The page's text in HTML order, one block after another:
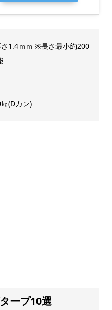
1.4ｍｍ ※長さ最小約200
(Dカン)
ープ10選